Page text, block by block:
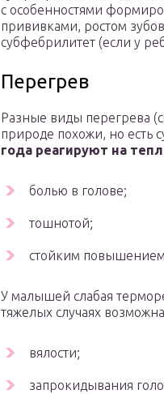
с особенностями
прививками, ростом
субфебрилитет (если у
Перегрев
Разные виды перегрева
природе похожи, но есть
года реагируют на
болью в голове;
тошнотой;
стойким
У малышей слабая
тяжелых случаях
вялости;
запрокидывания